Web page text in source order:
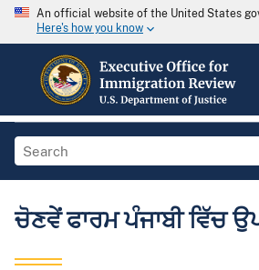
An official website of the United States
Here's how you know
ਚੋਣਵੇਂ ਫਾਰਮ ਪੰਜਾਬੀ ਵਿੱਚ